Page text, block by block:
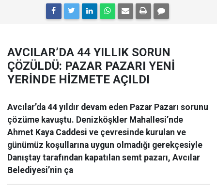
AVCILAR’DA 44 YILLIK SORUN
ÇÖZÜLDÜ: PAZAR PAZARI YENİ
YERİNDE HİZMETE AÇILDI
Avcılar’da 44 yıldır devam eden Pazar Pazarı sorunu
çözüme kavuştu. Denizköşkler Mahallesi’nde
Ahmet Kaya Caddesi ve çevresinde kurulan ve
günümüz koşullarına uygun olmadığı gerekçesiyle
Danıştay tarafından kapatılan semt pazarı, Avcılar
Belediyesi’nin ça